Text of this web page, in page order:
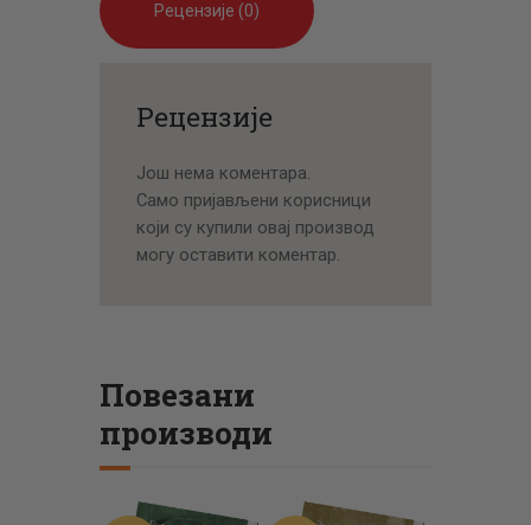
Рецензије (0)
Рецензије
Још нема коментара.
Само пријављени корисници
који су купили овај производ
могу оставити коментар.
Повезани
производи